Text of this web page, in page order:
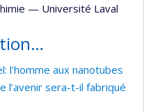
— Université Laval
l'homme aux nanotubes
l’avenir sera-t-il fabriqué